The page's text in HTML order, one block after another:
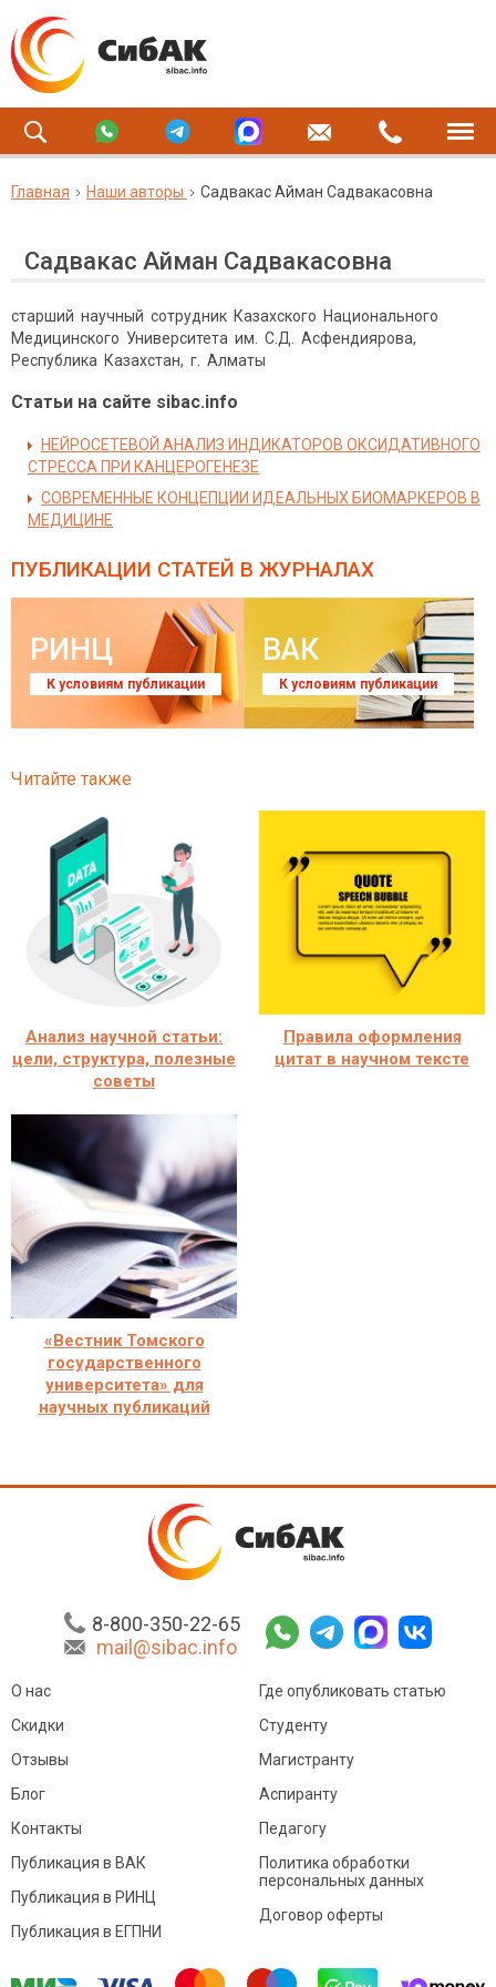
Главная Наши авторы Садвакас Айман Садвакасовна
Садвакас Айман Садвакасовна
старший научный сотрудник Казахского Национального
Медицинского Университета им. С.Д. Асфендиярова,
Республика Казахстан, г. Алматы
Статьи на сайте sibac.info
НЕЙРОСЕТЕВОЙ АНАЛИЗ ИНДИКАТОРОВ ОКСИДАТИВНОГО
СТРЕССА ПРИ КАНЦЕРОГЕНЕЗЕ
СОВРЕМЕННЫЕ КОНЦЕПЦИИ ИДЕАЛЬНЫХ БИОМАРКЕРОВ В
МЕДИЦИНЕ
ПУБЛИКАЦИИ СТАТЕЙ В ЖУРНАЛАХ
РИНЦ
К условиям публикации
ВАК
К условиям публикации
Читайте также
Анализ научной статьи:
цели, структура, полезные
советы
Правила оформления
цитат в научном тексте
«Вестник Томского
государственного
университета» для
научных публикаций
8-800-350-22-65
mail@sibac.info
О нас
Скидки
Отзывы
Блог
Контакты
Где опубликовать статью
Студенту
Магистранту
Аспиранту
Педагогу
Публикация в ВАК
Публикация в РИНЦ
Публикация в ЕГПНИ
Политика обработки
персональных данных
Договор оферты